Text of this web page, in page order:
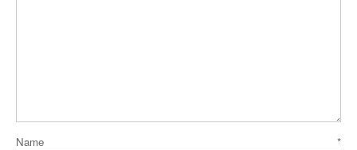
Name *